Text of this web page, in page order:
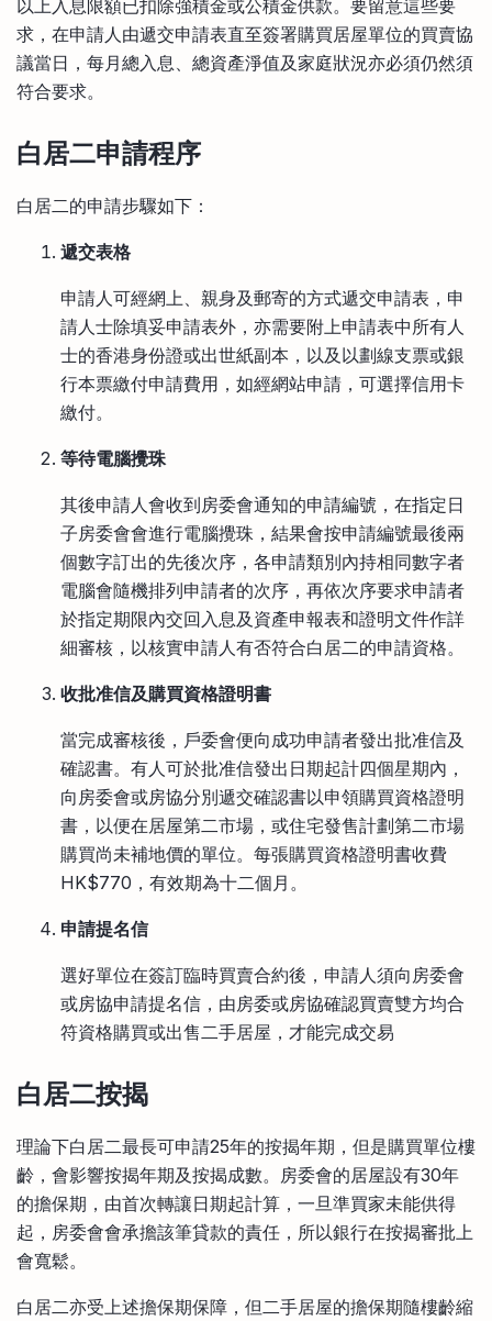
以上入息限額已扣除強積金或公積金供款。要留意這些要
求，在申請人由遞交申請表直至簽署購買居屋單位的買賣協
議當日，每月總入息、總資產淨值及家庭狀況亦必須仍然須
符合要求。
白居二申請程序
白居二的申請步驟如下：
遞交表格
申請人可經網上、親身及郵寄的方式遞交申請表，申
請人士除填妥申請表外，亦需要附上申請表中所有人
士的香港身份證或出世紙副本，以及以劃線支票或銀
行本票繳付申請費用，如經網站申請，可選擇信用卡
繳付。
等待電腦攪珠
其後申請人會收到房委會通知的申請編號，在指定日
子房委會會進行電腦攪珠，結果會按申請編號最後兩
個數字訂出的先後次序，各申請類別內持相同數字者
電腦會隨機排列申請者的次序，再依次序要求申請者
於指定期限內交回入息及資產申報表和證明文件作詳
細審核，以核實申請人有否符合白居二的申請資格。
收批准信及購買資格證明書
當完成審核後，戶委會便向成功申請者發出批准信及
確認書。有人可於批准信發出日期起計四個星期內，
向房委會或房協分別遞交確認書以申領購買資格證明
書，以便在居屋第二市場，或住宅發售計劃第二市場
購買尚未補地價的單位。每張購買資格證明書收費
HK$770，有效期為十二個月。
申請提名信
選好單位在簽訂臨時買賣合約後，申請人須向房委會
或房協申請提名信，由房委或房協確認買賣雙方均合
符資格購買或出售二手居屋，才能完成交易
白居二按揭
理論下白居二最長可申請25年的按揭年期，但是購買單位樓
齡，會影響按揭年期及按揭成數。房委會的居屋設有30年
的擔保期，由首次轉讓日期起計算，一旦準買家未能供得
起，房委會會承擔該筆貸款的責任，所以銀行在按揭審批上
會寬鬆。
白居二亦受上述擔保期保障，但二手居屋的擔保期隨樓齡縮